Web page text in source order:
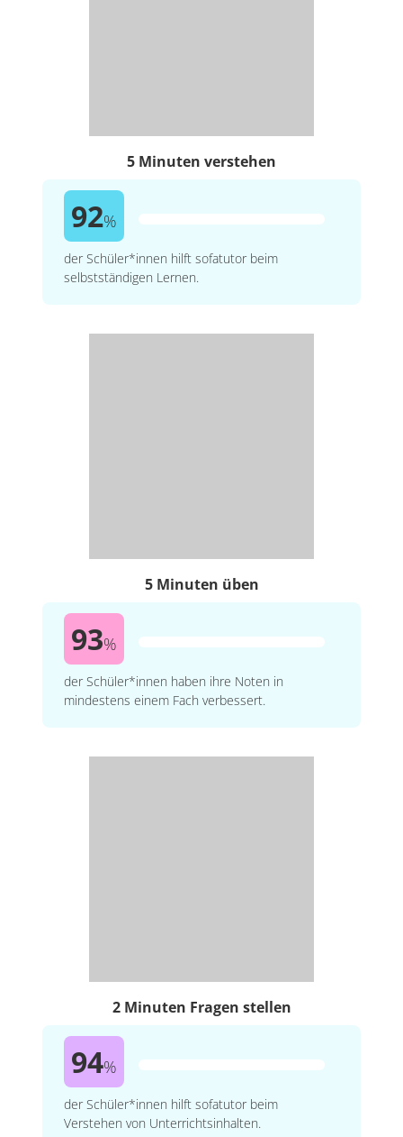
5 Minuten verstehen
92%
der Schüler*innen hilft sofatutor beim
selbstständigen Lernen.
5 Minuten üben
93%
der Schüler*innen haben ihre Noten in
mindestens einem Fach verbessert.
2 Minuten Fragen stellen
94%
der Schüler*innen hilft sofatutor beim
Verstehen von Unterrichtsinhalten.